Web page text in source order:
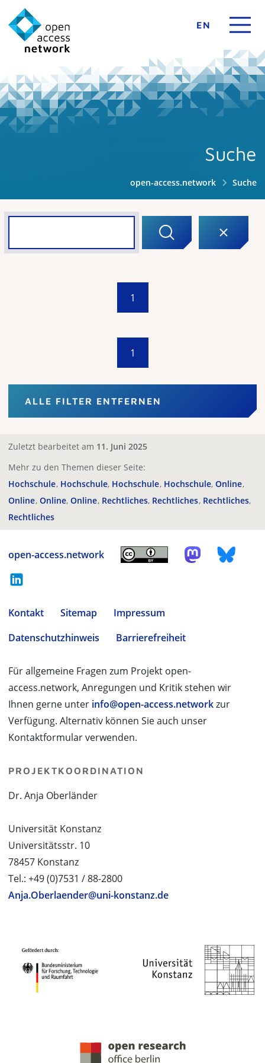
EN
Suche
open-access.network Suche
1
1
ALLE FILTER ENTFERNEN
Zuletzt bearbeitet am 11. Juni 2025
Mehr zu den Themen dieser Seite:
Hochschule Hochschule Hochschule Hochschule Online
Online Online Online Rechtliches Rechtliches Rechtliches
Rechtliches
open-access.network
Kontakt Sitemap
Impressum
Datenschutzhinweis
Barrierefreiheit
Für allgemeine Fragen zum Projekt open-
access.network, Anregungen und Kritik stehen wir
Ihnen gerne unter info@open-access.networkzur
Verfügung. Alternativ können Sie auch unser
Kontaktformular verwenden.
PROJEKTKOORDINATION
Dr. Anja Oberländer
Universität Konstanz
Universitätsstr. 10
78457 Konstanz
Tel.: +49 (0)7531 / 88-2800
Anja.Oberlaender@uni-konstanz.de